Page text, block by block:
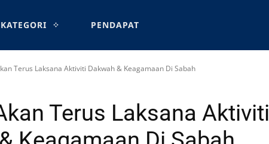
KATEGORI PENDAPAT
Terus Laksana Aktiviti Dakwah & Keagamaan Di Sabah
Terus Laksana Aktiviti